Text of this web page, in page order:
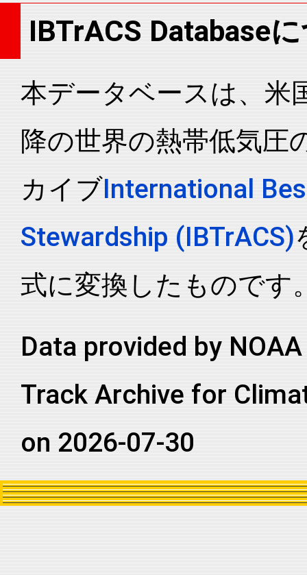
2025252S09069 2026 72 SI MM
2025252S09069 2026 72 SI MM
2025252S09069 2026 72 SI MM
2025252S09069 SI MM
2025252S09069 2026 72 SI MM
2025252S09069 2026 72 SI MM
2025252S09069 2026 72 SI MM
2025252S09069 2026 72 SI MM
2025252S09069 2026 72 SI MM
2025252S09069
2025252S09069 2026 72 SI MM
2025252S09069 2026 72
2025252S09069 2026 72 SI MM
IBTrACS Database
本データベースは、米
降の世界の熱帯低気圧
カイブInternational
Stewardship (IBTrACS)
式に変換したものです
Data provided by
Track Archive for
on 2026-07-30